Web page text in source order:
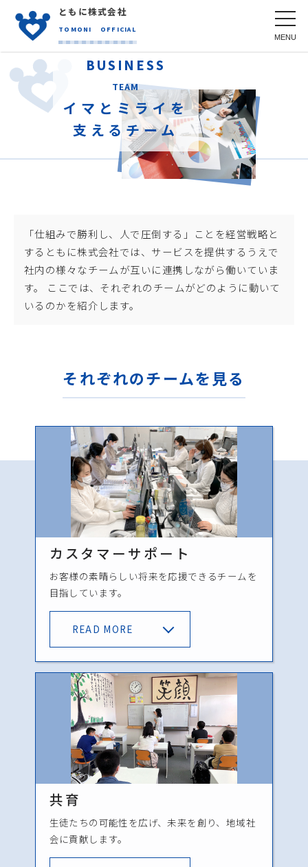
ともに株式会社
TOMONI OFFICIAL
toggle
イマとミライを
支えるチーム
TEAM
BUSINESS
「仕組みで勝利し、人で圧倒する」ことを経営戦略と
するともに株式会社では、サービスを提供するうえで
社内の様々なチームが互いに連携しながら働いていま
す。 ここでは、それぞれのチームがどのように動いて
いるのかを紹介します。
それぞれのチームを見る
カスタマーサポート
お客様の素晴らしい将来を応援できるチームを
目指しています。
READ MORE
共育
生徒たちの可能性を広げ、未来を創り、地域社
会に貢献します。